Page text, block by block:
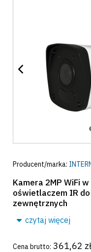
Producent/marka:
Kamera 2MP WiFi
oświetlaczem IR
zewnętrznych
czytaj więcej
Cena brutto: 361,62